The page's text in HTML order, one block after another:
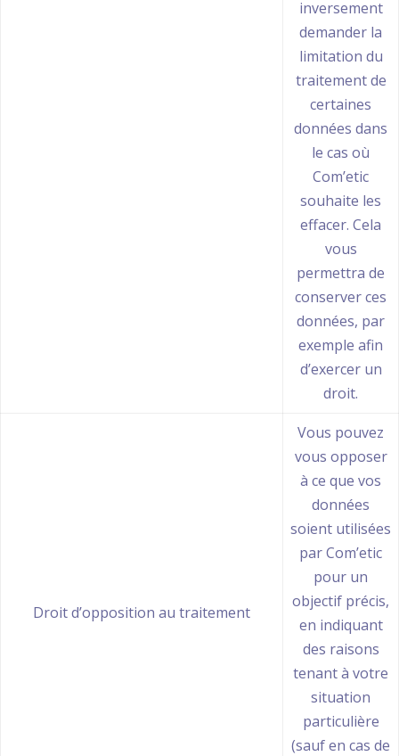
inversement
demander la
limitation du
traitement de
certaines
données dans
le cas où
Com’etic
souhaite les
effacer. Cela
vous
permettra de
conserver ces
données, par
exemple afin
d’exercer un
droit.
Droit d’opposition au traitement
Vous pouvez
vous opposer
à ce que vos
données
soient utilisées
par Com’etic
pour un
objectif précis,
en indiquant
des raisons
tenant à votre
situation
particulière
(sauf en cas de